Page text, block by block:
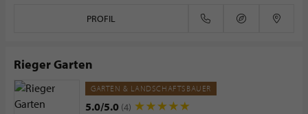
PROFIL
Rieger Garten
GARTEN & LANDSCHAFTSBAUER
5.0/5.0 (4)